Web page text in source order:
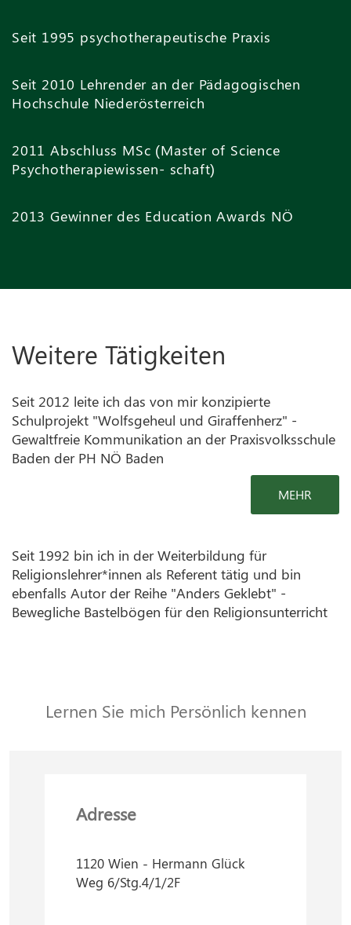
Seit 1995 psychotherapeutische Praxis
Seit 2010 Lehrender an der Pädagogischen
Hochschule Niederösterreich
2011 Abschluss MSc (Master of Science
Psychotherapiewissen- schaft)
2013 Gewinner des Education Awards NÖ
Weitere Tätigkeiten
Seit 2012 leite ich das von mir konzipierte
Schulprojekt "Wolfsgeheul und Giraffenherz" -
Gewaltfreie Kommunikation an der Praxisvolksschule
Baden der PH NÖ Baden
MEHR
Seit 1992 bin ich in der Weiterbildung für
Religionslehrer*innen als Referent tätig und bin
ebenfalls Autor der Reihe "Anders Geklebt" -
Bewegliche Bastelbögen für den Religionsunterricht
Lernen Sie mich Persönlich kennen
Adresse
1120 Wien - Hermann Glück
Weg 6/Stg.4/1/2F